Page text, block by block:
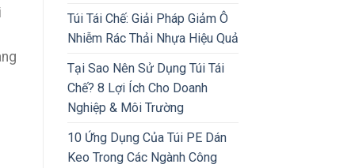
Túi Tái Chế: Giải Pháp Giảm Ô
Nhiễm Rác Thải Nhựa Hiệu Quả
Tại Sao Nên Sử Dụng Túi Tái
Chế? 8 Lợi Ích Cho Doanh
Nghiệp & Môi Trường
10 Ứng Dụng Của Túi PE Dán
Keo Trong Các Ngành Công